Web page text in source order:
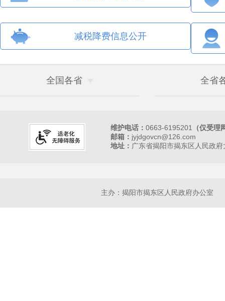
减税降费信息公开
全国各省 全省
维护电话： 0663-6195201
（仅受
邮箱： jyjdgovcn@126.com
地址： 广东省揭阳市揭东区人民政
主办：揭阳市揭东区人民政府办公